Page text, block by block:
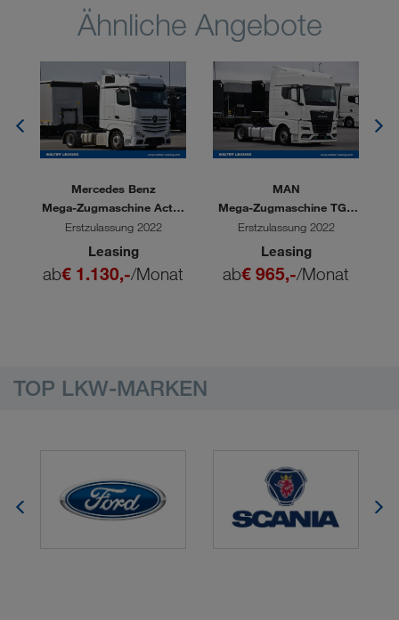
Ähnliche Angebote
Mercedes Benz
Mega-Zugmaschine Actro
1851
Erstzulassung 2022
Leasing
ab€ 1.130,-/Monat
MAN
Mega-Zugmaschine TGX
18.510
Erstzulassung 2022
Leasing
ab€ 965,-/Monat
TOP LKW-MARKEN